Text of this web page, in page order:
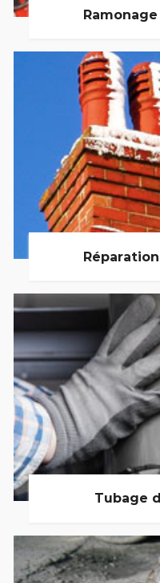
Tubage